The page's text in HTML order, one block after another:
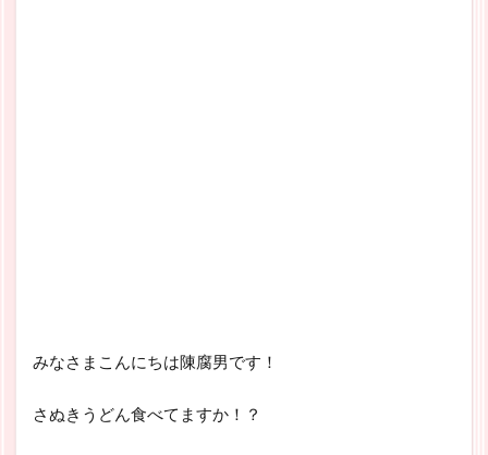
みなさまこんにちは陳腐男です！
さぬきうどん食べてますか！？